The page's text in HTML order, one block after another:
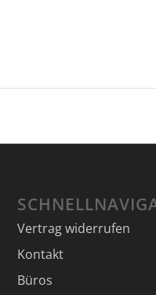
Vertrag widerrufen
Kontakt
Büros